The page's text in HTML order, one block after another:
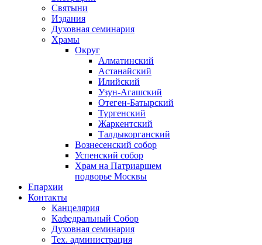
Святыни
Издания
Духовная семинария
Храмы
Округ
Алматинский
Астанайский
Илийский
Узун-Агашский
Отеген-Батырский
Тургенский
Жаркентский
Талдыкорганский
Вознесенский собор
Успенский собор
Храм на Патриаршем
подворье Москвы
Епархии
Контакты
Канцелярия
Кафедральный Собор
Духовная семинария
Тех. администрация